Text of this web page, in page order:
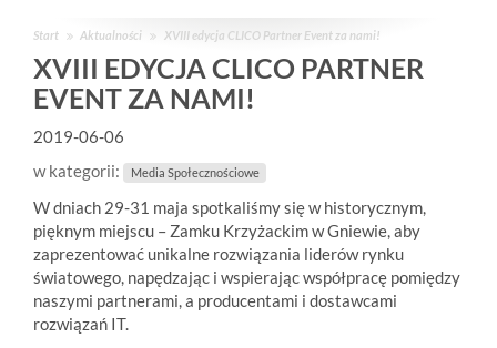
Start Aktualności XVIII edycja CLICO Partner Event za nami!
XVIII EDYCJA CLICO PARTNER
EVENT ZA NAMI!
2019-06-06
w kategorii:
Media Społecznościowe
W dniach 29-31 maja spotkaliśmy się w historycznym,
pięknym miejscu – Zamku Krzyżackim w Gniewie, aby
zaprezentować unikalne rozwiązania liderów rynku
światowego, napędzając i wspierając współpracę pomiędzy
naszymi partnerami, a producentami i dostawcami
rozwiązań IT.